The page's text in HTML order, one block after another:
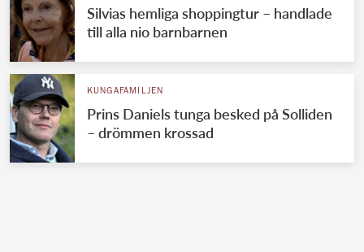
Silvias hemliga shoppingtur – handlade
till alla nio barnbarnen
KUNGAFAMILJEN
Prins Daniels tunga besked på Solliden
– drömmen krossad